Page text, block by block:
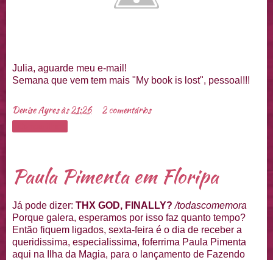
Julia, aguarde meu e-mail!
Semana que vem tem mais "My book is lost", pessoal!!!
Denise Ayresàs21:26 2 comentários
Paula Pimenta em Floripa
Já pode dizer: THX GOD, FINALLY? /todascomemora
Porque galera, esperamos por isso faz quanto tempo?
Então fiquem ligados, sexta-feira é o dia de receber a
queridissima, especialissima, foferrima Paula Pimenta
aqui na Ilha da Magia, para o lançamento de Fazendo